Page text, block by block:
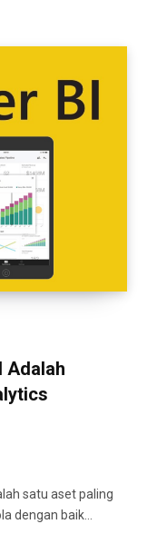
Adalah
satu aset paling
dengan baik…